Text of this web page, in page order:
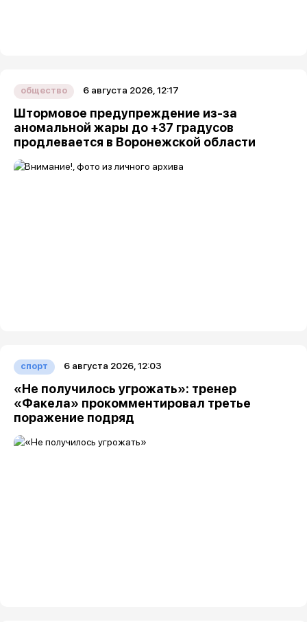
общество 6 августа 2026, 12:17
Штормовое предупреждение из-за
аномальной жары до +37 градусов
продлевается в Воронежской области
спорт 6 августа 2026, 12:03
«Не получилось угрожать»: тренер
«Факела» прокомментировал третье
поражение подряд